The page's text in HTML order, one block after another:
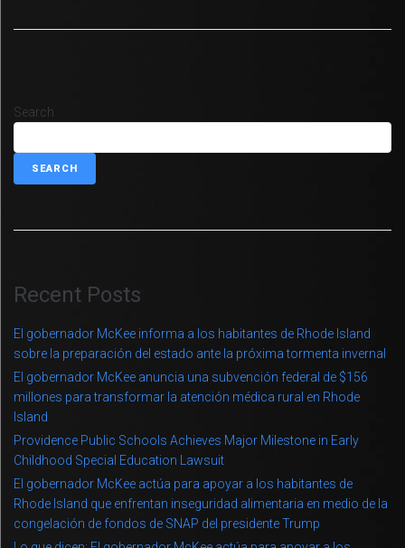
Search
SEARCH
Recent Posts
El gobernador McKee informa a los habitantes de Rhode Island
sobre la preparación del estado ante la próxima tormenta invernal
El gobernador McKee anuncia una subvención federal de $156
millones para transformar la atención médica rural en Rhode
Island
Providence Public Schools Achieves Major Milestone in Early
Childhood Special Education Lawsuit
El gobernador McKee actúa para apoyar a los habitantes de
Rhode Island que enfrentan inseguridad alimentaria en medio de la
congelación de fondos de SNAP del presidente Trump